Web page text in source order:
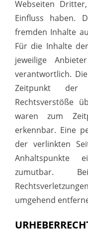
Webseiten
Einfluss haben.
fremden Inhalte
Für die Inhalte
jeweilige
verantwortlich.
Zeitpunkt der
Rechtsverstöße
waren zum
erkennbar. Eine
der verlinkten
Anhaltspunkte
zumutbar.
umgehend